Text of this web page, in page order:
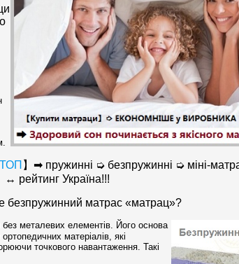
ТОП 】➡ пружинні ➭ безпружинні ➭ міні-
↔ рейтинг Україна!!!
матрас «матрац»?
металевих елементів. Його основа
матеріалів, які
точкового навантаження. Такі